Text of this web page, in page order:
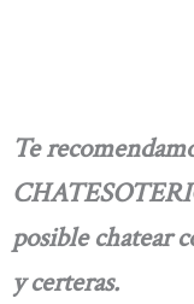
Te
posible chatear
y certeras.